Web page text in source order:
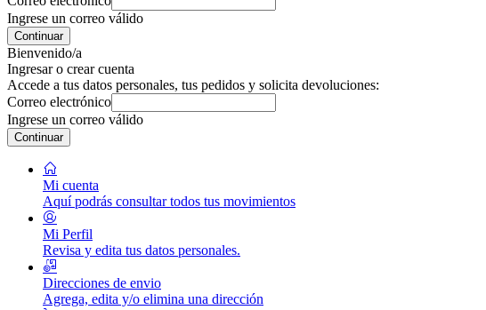
Ingrese un correo válido
Continuar
Bienvenido/a
Ingresar o crear cuenta
Accede a tus datos personales, tus pedidos y solicita devoluciones:
Correo electrónico
Ingrese un correo válido
Continuar
Mi cuenta
Aquí podrás consultar todos tus movimientos
Mi Perfil
Revisa y edita tus datos personales.
Direcciones de envio
Agrega, edita y/o elimina una dirección